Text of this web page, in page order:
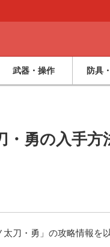
武器・操作 防具
・勇の入手方
刀・勇」の攻略情報を